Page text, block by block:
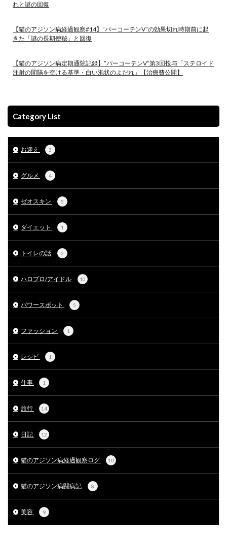
れと謎の回復
【猫のアジソン病経過観察#14】”パーコーテンV”の効果切れ時期前に起
きた「謎の長期便秘」と回復
【猫のアジソン病定期通院記録】”パーコーテンV”第3回投与「ステロイド
注射の間隔を空ける基準・白い泡状のよだれ」【治療費公開】
Category List
お迎え 3
グルメ 4
ゼオスキン 5
ダイエット 1
トイレの話 2
ハロプロ/アイドル 10
パワースポット 5
ファッション 1
レシピ 1
仕事 1
旅行 14
日記 12
猫のアジソン病経過観察ログ 10
猫のアジソン病闘病記 8
美容 9